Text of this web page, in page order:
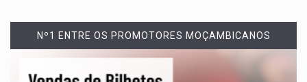
Nº1 ENTRE OS PROMOTORES MOÇAMBICANOS